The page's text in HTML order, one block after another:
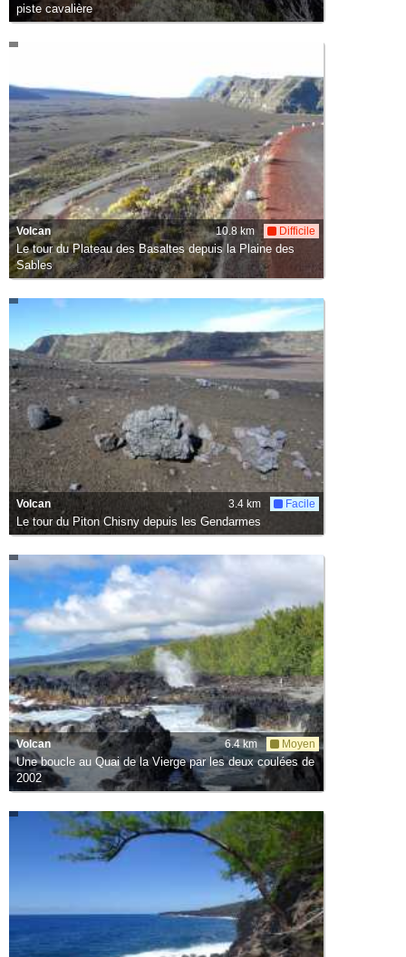
piste cavalière
Volcan
Le tour du Plateau des Basaltes depuis la Plaine des
Sables
10.8 km Difficile
Volcan
Le tour du Piton Chisny depuis les Gendarmes
3.4 km Facile
Volcan
Une boucle au Quai de la Vierge par les deux coulées de
2002
6.4 km Moyen